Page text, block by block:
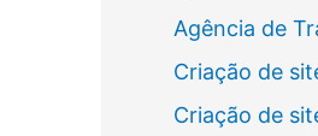
Agência de
Criação de
Criação de